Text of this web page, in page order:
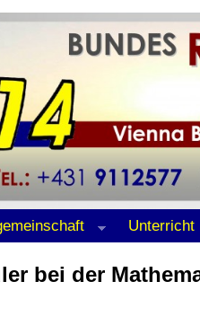
Unterricht
bei der